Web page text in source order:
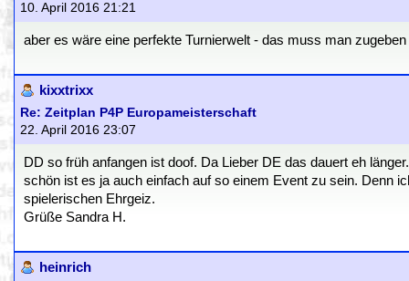
10. April 2016 21:21
aber es wäre eine perfekte Turnierwelt - das muss man zugeben
kixxtrixx
Re: Zeitplan P4P Europameisterschaft
22. April 2016 23:07
DD so früh anfangen ist doof. Da Lieber DE das dauert eh
schön ist es ja auch einfach auf so einem Event zu sein. Denn
spielerischen Ehrgeiz.
Grüße Sandra H.
heinrich